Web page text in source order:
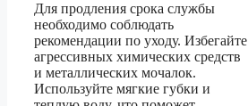
Для продления срока службы
необходимо соблюдать
рекомендации по уходу. Избегайте
агрессивных химических средств
и металлических мочалок.
Используйте мягкие губки и